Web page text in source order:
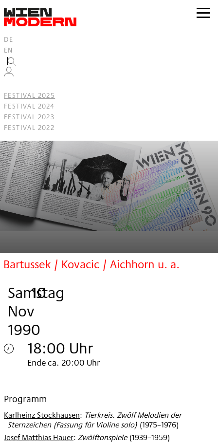
springen
zur
DE
EN
FESTIVAL 2025
FESTIVAL 2024
FESTIVAL 2023
FESTIVAL 2022
Bartussek / Kovacic / Aichhorn u. a.
Samstag
, 10
.
Nov
1990
.
18:00 Uhr
Samstag
Nov
1990
Ende ca. 20:00 Uhr
Programm
Karlheinz Stockhausen: Tierkreis. Zwölf Melodien der
Sternzeichen (Fassung für Violine solo) (1975–1976)
Josef Matthias Hauer: Zwölftonspiele (1939–1959)